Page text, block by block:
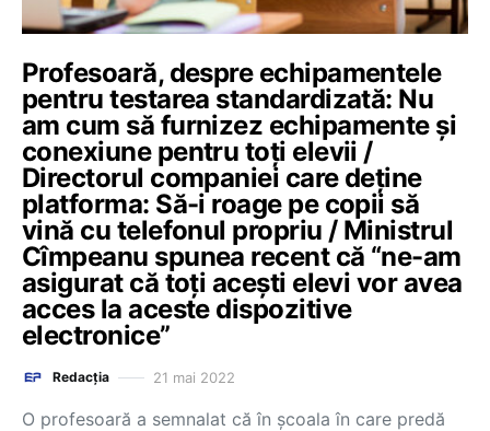
Profesoară, despre echipamentele
pentru testarea standardizată: Nu
am cum să furnizez echipamente și
conexiune pentru toți elevii /
Directorul companiei care deține
platforma: Să-i roage pe copii să
vină cu telefonul propriu / Ministrul
Cîmpeanu spunea recent că “ne-am
asigurat că toți acești elevi vor avea
acces la aceste dispozitive
electronice”
Redacția 21 mai 2022
O profesoară a semnalat că în școala în care predă